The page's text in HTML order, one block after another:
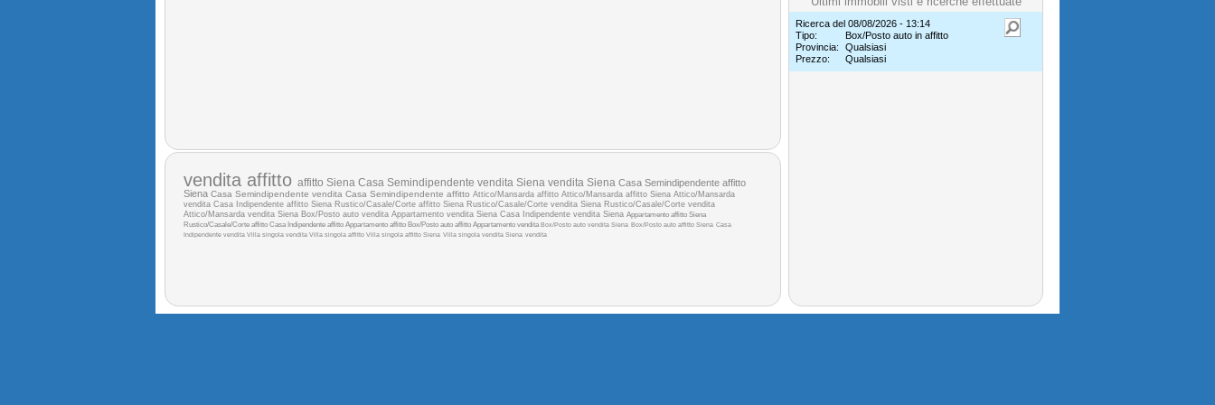
vendita affitto affitto Siena Casa Semindipendente vendita Siena vendita Siena Casa Semindipendente affitto
Siena Casa Semindipendente vendita Casa Semindipendente affitto Attico/Mansarda affitto Attico/Mansarda affitto Siena Attico/Mansarda
vendita Casa Indipendente affitto Siena Rustico/Casale/Corte affitto Siena Rustico/Casale/Corte vendita Siena Rustico/Casale/Corte vendita
Attico/Mansarda vendita Siena Box/Posto auto vendita Appartamento vendita Siena Casa Indipendente vendita Siena Appartamento affitto Siena
Rustico/Casale/Corte affitto Casa Indipendente affitto Appartamento affitto Box/Posto auto affitto Appartamento venditaBox/Posto auto vendita Siena Box/Posto auto affitto Siena Casa
Indipendente vendita Villa singola vendita Villa singola affitto Villa singola affitto Siena Villa singola vendita Siena vendita
Ricerca del 08/08/2026 - 13:14
Tipo:
Box/Posto auto in affitto
Provincia:
Qualsiasi
Prezzo:
Qualsiasi